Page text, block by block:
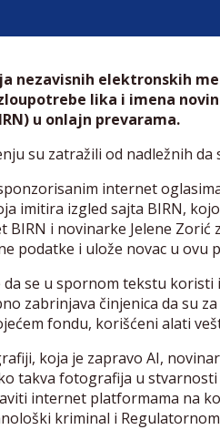
nezavisnih elektronskih
lika i imena
u onlajn prevarama.
su zatražili od nadležnih
internet
imitira izgled sajta BIRN,
BIRN i novinarke Jelene Zorić
podatke i ulože novac u ovu
da se u spornom tekstu koristi
zabrinjava činjenica da su
fondu, korišćeni alati
koja je zapravo AI,
takva fotografija u stvarnosti
internet platformama na
kriminal i